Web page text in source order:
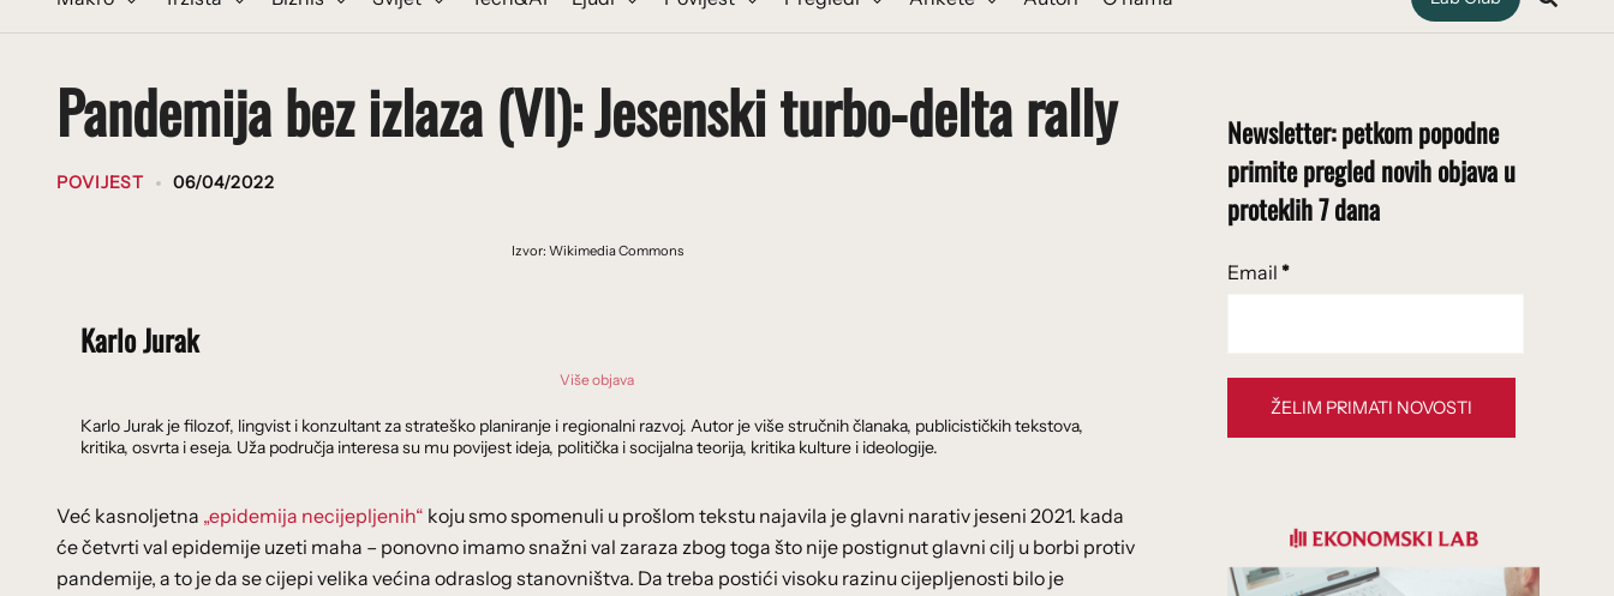
Pandemija bez izlaza (VI): Jesenski turbo-delta rally
POVIJEST 06/04/2022
Izvor: Wikimedia Commons
Karlo Jurak
Više objava
Karlo Jurak je filozof, lingvist i konzultant za strateško planiranje i regionalni razvoj. Autor je više stručnih članaka, publicističkih tekstova,
kritika, osvrta i eseja. Uža područja interesa su mu povijest ideja, politička i socijalna teorija, kritika kulture i ideologije.
Već kasnoljetna „epidemija necijepljenih“ koju smo spomenuli u prošlom tekstu najavila je glavni narativ jeseni 2021. kada
će četvrti val epidemije uzeti maha – ponovno imamo snažni val zaraza zbog toga što nije postignut glavni cilj u borbi protiv
pandemije, a to je da se cijepi velika većina odraslog stanovništva. Da treba postići visoku razinu cijepljenosti bilo je
Newsletter: petkom popodne
primite pregled novih objava u
proteklih 7 dana
Email *